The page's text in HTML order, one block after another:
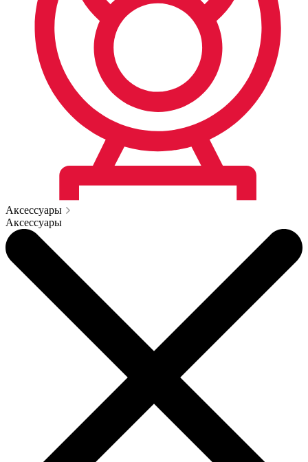
Аксессуары
Аксессуары